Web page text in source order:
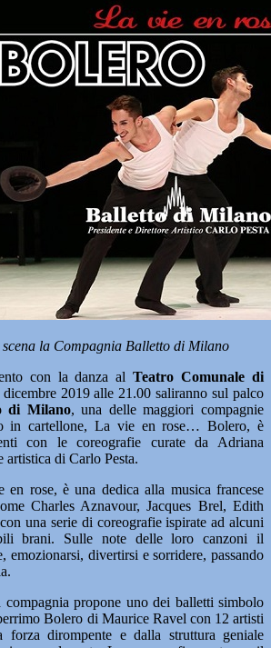
scena la Compagnia Balletto di Milano
con la danza alTeatro Comunale di
2019 alle 21.00 saliranno sul palco
di Milano, una delle maggiori compagnie
in cartellone, La vie en rose… Bolero, è
con le coreografie curate da Adriana
di Carlo Pesta.
rose, è una dedica alla musica francese
Charles Aznavour, Jacques Brel, Edith
una serie di coreografie ispirate ad alcuni
brani. Sulle note delle loro canzoni il
emozionarsi, divertirsi e sorridere, passando
compagnia propone uno dei balletti simbolo
Bolero di Maurice Ravel con 12 artisti
forza dirompente e dalla struttura geniale